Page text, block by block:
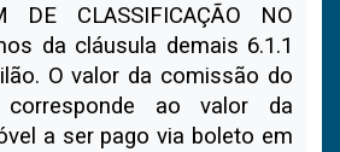
DE CLASSIFICAÇÃO NO
da cláusula demais 6.1.1
O valor da comissão do
corresponde ao valor da
a ser pago via boleto em